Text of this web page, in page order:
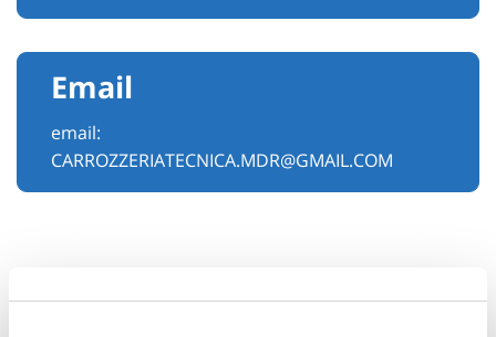
Email
email:
CARROZZERIATECNICA.MDR@GMAIL.COM